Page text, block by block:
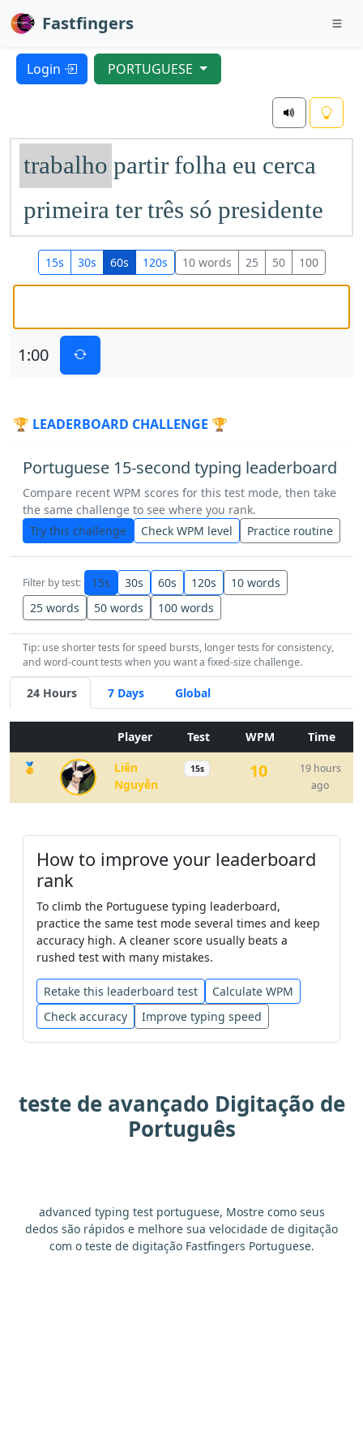
Fastfingers
Login PORTUGUESE
trabalho partir folha eu cerca
primeira ter três só presidente
brasileira pessoas para cidade
processo
suas rio na outros real
antes o fazer mas nada ele
Brasil têm seus pode preços
não ontem ela um depois
está disse ou alguns
em sem caso pouco mundo
mês Fernando mesmo no anos
sistema programa essa caso a
pela Carlos até
preços os quem especial ela
após
empresas
seus vai exemplo número
nacional anos para
menos pela ter reportagem
suas pelo é me ela Carlos
anos
segundo dia estava agora pode
15s 30s 60s 120s 10 words 25 50 100
1:00
🏆 LEADERBOARD CHALLENGE 🏆
Portuguese 15-second typing leaderboard
Compare recent WPM scores for this test mode, then take
the same challenge to see where you rank.
Try this challenge
Check WPM level Practice routine
Filter by test: 15s 30s 60s 120s
10 words
25 words
50 words 100 words
Tip: use shorter tests for speed bursts, longer tests for consistency,
and word-count tests when you want a fixed-size challenge.
24 Hours 7 Days Global
Player Test WPM
Time
🥇
Liên
Nguyễn
15s 10
19 hours
ago
How to improve your leaderboard
rank
To climb the Portuguese typing leaderboard,
practice the same test mode several times and keep
accuracy high. A cleaner score usually beats a
rushed test with many mistakes.
Retake this leaderboard test
Calculate WPM
Check accuracy
Improve typing speed
teste de avançado Digitação de
Português
advanced typing test portuguese, Mostre como seus
dedos são rápidos e melhore sua velocidade de digitação
com o teste de digitação Fastfingers Portuguese.